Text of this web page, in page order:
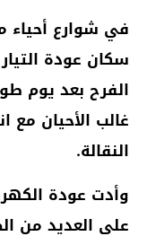
في شوارع أحياء
سكان عودة
الفرح بعد يوم
غالب الأحيان مع
النقالة.
وأدت عودة
على العديد من